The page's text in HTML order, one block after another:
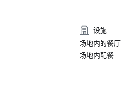
设施
场地内的餐厅
场地内配餐